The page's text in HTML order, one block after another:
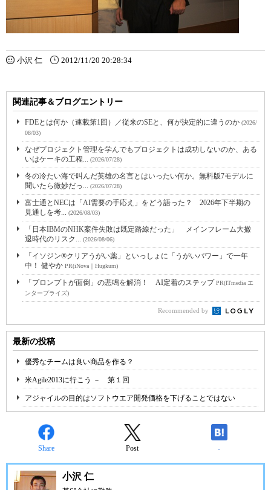
小沢 仁 2012/11/20 20:28:34
関連記事＆ブログエントリー
FDEとは何か（連載第1回）／従来のSEと、何が決定的に違うのか (2026/
08/03)
なぜプロジェクト管理を学んでもプロジェクトは成功しないのか、ある
いはケーキの工程... (2026/07/28)
冬の冷たい海で叫んだ英雄の名言とはいったい何か。無料版7モデルに
聞いたら微妙だっ... (2026/07/28)
富士通とNECは「AI需要の手応え」をどう語った？ 2026年下半期の
見通しを考... (2026/08/03)
「日本IBMのNHK案件失敗は既定路線だった」 メインフレーム大撤
退時代のリスク... (2026/08/06)
「イソジン®クリアうがい薬」といっしょに「うがいパワー」で一年
中！ 健やか PR(iNova｜Hugkum)
「プロンプトが面倒」の悲鳴を解消！ AI定着のステップPR(ITmedia エ
ンタープライズ)
Recommended by
最新の投稿
優秀なチームは良い商品を作る？
米Agile2013に行こう － 第１回
アジャイルの目的はソフトウエア開発価格を下げることではない
Share Post -
小沢 仁